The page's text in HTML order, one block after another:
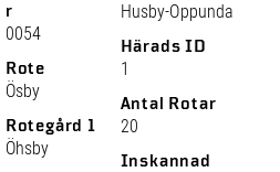
r
0054
Rote
Ösby
Rotegård 1
Öhsby
Husby-Oppunda
Härads ID
1
Antal Rotar
20
Inskannad